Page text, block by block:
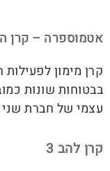
אטמוספרה – קרן
קרן מימון
בבטוחות שונות
עצמי של חברת
קרן להב 3